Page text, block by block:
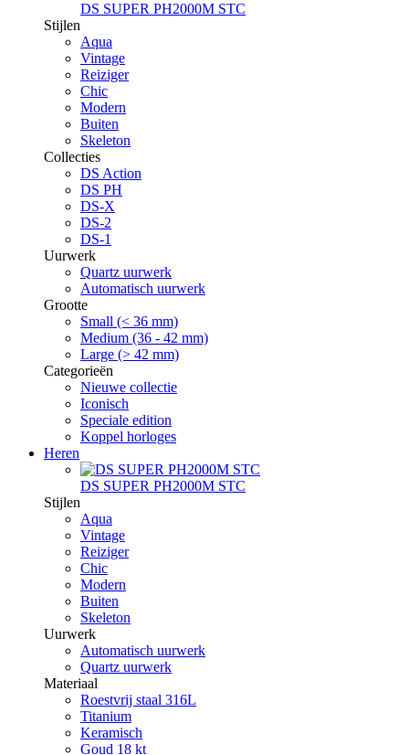
DS SUPER PH2000M STC
Stijlen
Aqua
Vintage
Reiziger
Chic
Modern
Buiten
Skeleton
Collecties
DS Action
DS PH
DS-X
DS-2
DS-1
Uurwerk
Quartz uurwerk
Automatisch uurwerk
Grootte
Small (< 36 mm)
Medium (36 - 42 mm)
Large (> 42 mm)
Categorieën
Nieuwe collectie
Iconisch
Speciale edition
Koppel horloges
Heren
DS SUPER PH2000M STC
Stijlen
Aqua
Vintage
Reiziger
Chic
Modern
Buiten
Skeleton
Uurwerk
Automatisch uurwerk
Quartz uurwerk
Materiaal
Roestvrij staal 316L
Titanium
Keramisch
Goud 18 kt